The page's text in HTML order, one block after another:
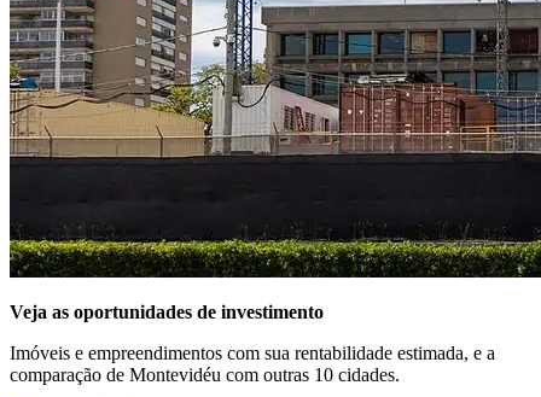
Veja as oportunidades de investimento
Imóveis e empreendimentos com sua rentabilidade estimada, e a
comparação de Montevidéu com outras 10 cidades.